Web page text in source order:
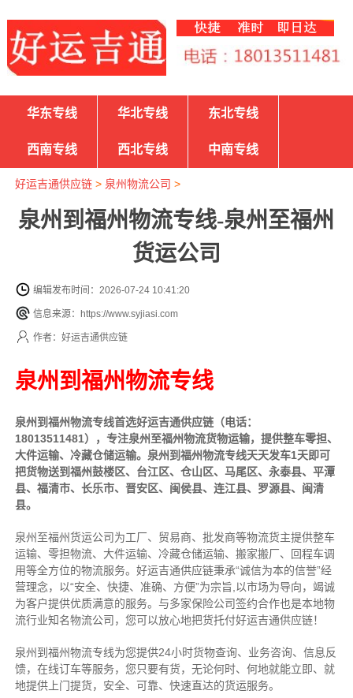
华东专线 华北专线 东北专线
西南专线 西北专线 中南专线
好运吉通供应链> 泉州物流公司 >
泉州到福州物流专线-泉州至福州
货运公司
编辑发布时间：2026-07-24 10:41:20
信息来源：https://www.syjiasi.com
作者：好运吉通供应链
泉州到福州物流专线
泉州到福州物流专线首选好运吉通供应链（电话：
18013511481），专注泉州至福州物流货物运输，提供整车零担、
大件运输、冷藏仓储运输。泉州到福州物流专线天天发车1天即可
把货物送到福州鼓楼区、台江区、仓山区、马尾区、永泰县、平潭
县、福清市、长乐市、晋安区、闽侯县、连江县、罗源县、闽清
县。
泉州至福州货运公司为工厂、贸易商、批发商等物流货主提供整车
运输、零担物流、大件运输、冷藏仓储运输、搬家搬厂、回程车调
用等全方位的物流服务。好运吉通供应链秉承“诚信为本的信誉”经
营理念，以“安全、快捷、准确、方便”为宗旨,以市场为导向，竭诚
为客户提供优质满意的服务。 与多家保险公司签约合作也是本地物
流行业知名物流公司，您可以放心地把货托付好运吉通供应链！
泉州到福州物流专线为您提供24小时货物查询、业务咨询、信息反
馈，在线订车等服务，您只要有货，无论何时、何地就能立即、就
地提供上门提货，安全、可靠、快速直达的货运服务。